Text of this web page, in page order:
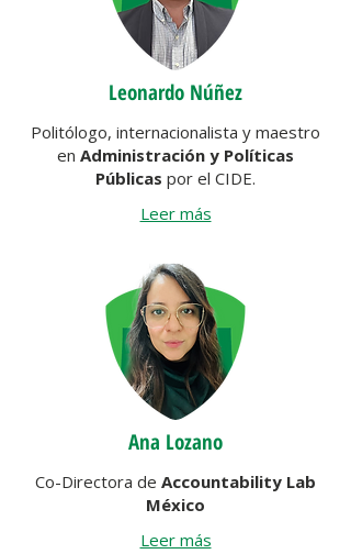
Leonardo Núñez
Politólogo, internacionalista y maestro
en Administración y Políticas
Públicas por el CIDE.
Leer más
Ana Lozano
Co-Directora de Accountability Lab
México
Leer más